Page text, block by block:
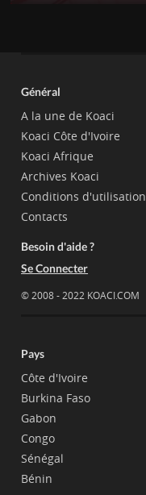
Général
A la une de Koaci
Koaci Côte d'Ivoire
Koaci Afrique
Archives Koaci
Conditions d'utilisation
Contacts
Besoin d'aide ?
Se Connecter
© 2008 - 2022 KOACI.COM
Pays
Côte d'Ivoire
Burkina Faso
Gabon
Congo
Sénégal
Bénin